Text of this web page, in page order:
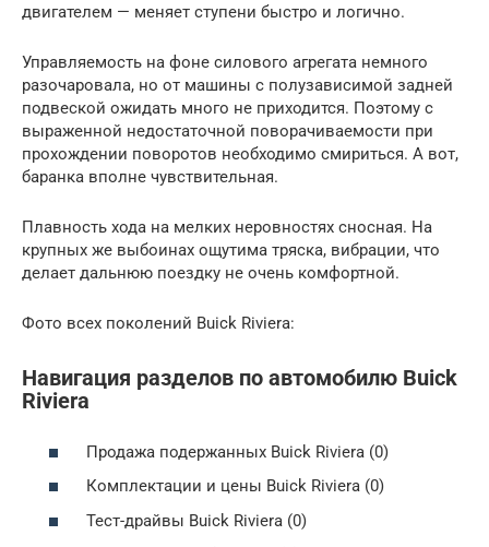
двигателем — меняет ступени быстро и логично.
Управляемость на фоне силового агрегата немного
разочаровала, но от машины с полузависимой задней
подвеской ожидать много не приходится. Поэтому с
выраженной недостаточной поворачиваемости при
прохождении поворотов необходимо смириться. А вот,
баранка вполне чувствительная.
Плавность хода на мелких неровностях сносная. На
крупных же выбоинах ощутима тряска, вибрации, что
делает дальнюю поездку не очень комфортной.
Фото всех поколений Buick Riviera:
Навигация разделов по автомобилю Buick
Riviera
Продажа подержанных Buick Riviera (0)
Комплектации и цены Buick Riviera (0)
Тест-драйвы Buick Riviera (0)